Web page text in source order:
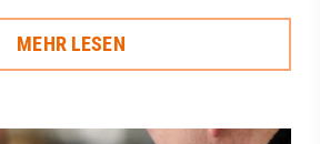
MEHR LESEN